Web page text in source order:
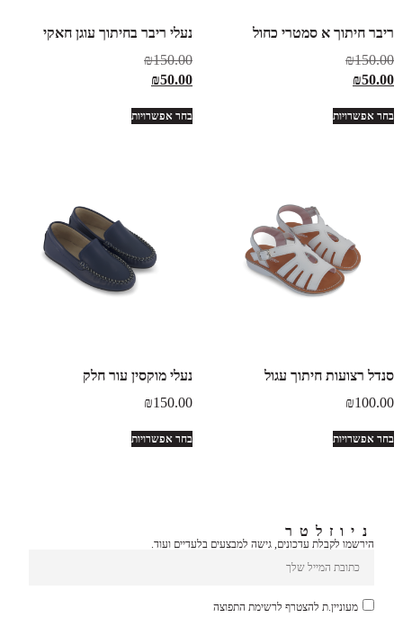
ריבר חיתוך א סמטרי כחול
₪150.00
₪50.00
בחר אפשרויות
נעלי ריבר בחיתוך עוגן חאקי
₪150.00
₪50.00
בחר אפשרויות
סנדל רצועות חיתוך עגול
₪100.00
בחר אפשרויות
נעלי מוקסין עור חלק
₪150.00
בחר אפשרויות
ניוזלטר
הירשמו לקבלת עדכונים, גישה למבצעים בלעדיים ועוד.
מעוניין.ת להצטרף לרשימת התפוצה